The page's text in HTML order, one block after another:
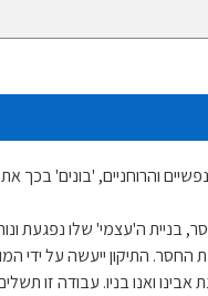
והרוחניים, 'בונים' בכך
בניית ה'עצמי' שלו נפגעת
התיקון ייעשה על ידי
ואנו בניו. עבודה זו